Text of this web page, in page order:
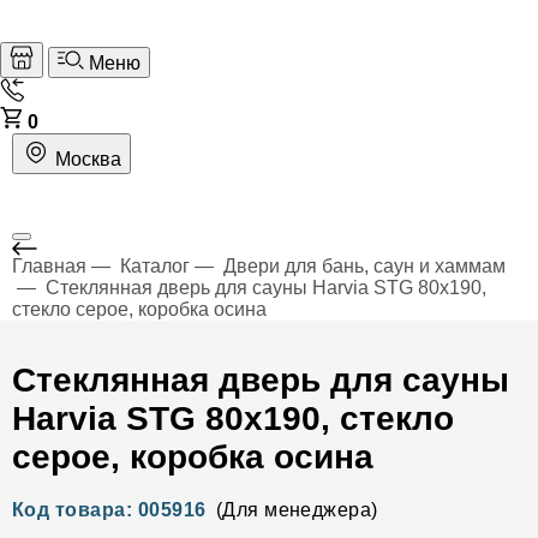
Меню
0
Москва
Главная Каталог
Двери для бань, саун и хаммам
Стеклянная дверь для сауны Harvia STG 80x190,
стекло серое, коробка осина
Стеклянная дверь для сауны
Harvia STG 80x190, стекло
серое, коробка осина
Код товара: 005916 (Для менеджера)